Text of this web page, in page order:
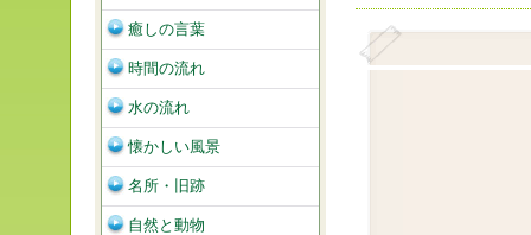
癒しの言葉
時間の流れ
水の流れ
懐かしい風景
名所・旧跡
自然と動物